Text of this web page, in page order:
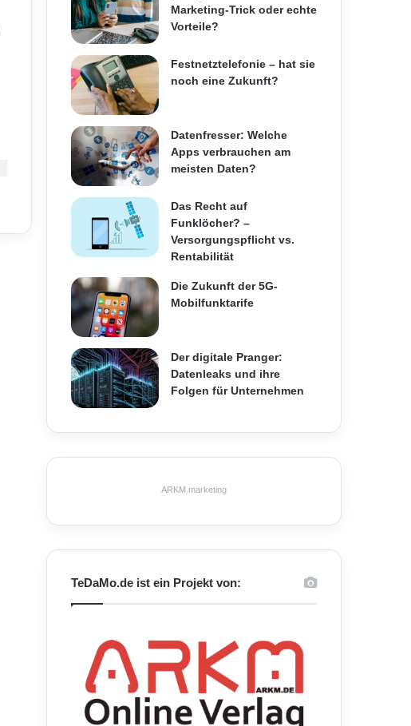
Marketing-Trick oder echte
Vorteile?
Festnetztelefonie – hat sie
noch eine Zukunft?
Datenfresser: Welche
Apps verbrauchen am
meisten Daten?
Das Recht auf
Funklöcher? –
Versorgungspflicht vs.
Rentabilität
Die Zukunft der 5G-
Mobilfunktarife
Der digitale Pranger:
Datenleaks und ihre
Folgen für Unternehmen
ARKM.marketing
TeDaMo.de ist ein Projekt von: